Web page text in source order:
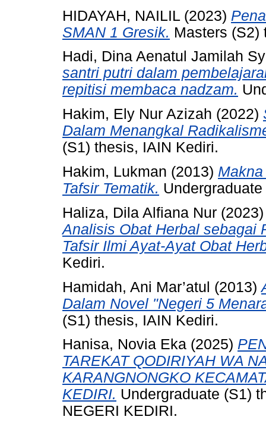
HIDAYAH, NAILIL (2023)
SMAN 1 Gresik. Masters (S2)
Hadi, Dina Aenatul Jamilah
santri putri dalam
repitisi membaca nadzam.
Hakim, Ely Nur Azizah (2022)
Dalam Menangkal
(S1) thesis, IAIN Kediri.
Hakim, Lukman (2013)
Tafsir Tematik.
Haliza, Dila Alfiana Nur
Analisis Obat Herbal sebagai
Tafsir Ilmi Ayat-Ayat Obat
Kediri.
Hamidah, Ani Mar’atul (2013)
Dalam Novel "Negeri 5
(S1) thesis, IAIN Kediri.
Hanisa, Novia Eka (2025)
TAREKAT QODIRIYAH WA
KARANGNONGKO
KEDIRI. Undergraduate (S1)
NEGERI KEDIRI.